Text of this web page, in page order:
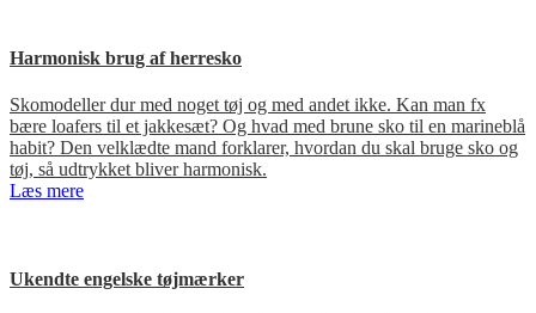
Harmonisk brug af herresko
Skomodeller dur med noget tøj og med andet ikke. Kan man fx
bære loafers til et jakkesæt? Og hvad med brune sko til en marineblå
habit? Den velklædte mand forklarer, hvordan du skal bruge sko og
tøj, så udtrykket bliver harmonisk.
Læs mere
Ukendte engelske tøjmærker